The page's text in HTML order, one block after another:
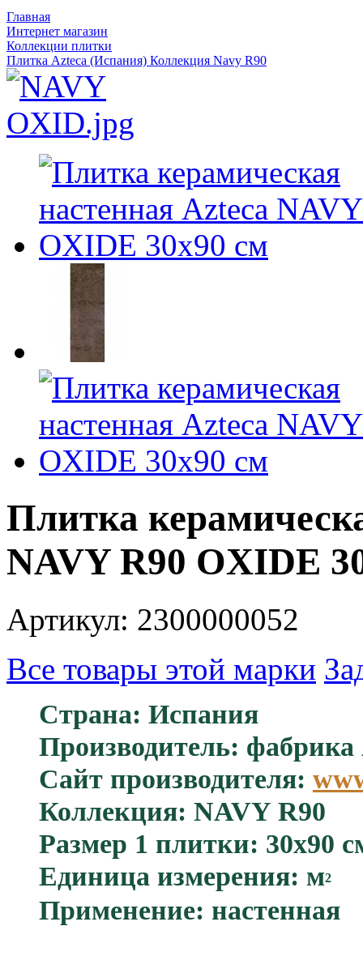
Главная
Интернет магазин
Коллекции плитки
Плитка Azteca (Испания) Коллекция Navy R90
Плитка
NAVY R90 OXIDE
Артикул: 2300000052
Все товары этой марки
Страна: Испания
Производитель:
Сайт производителя:
Коллекция: NAVY R90
Размер 1 плитки: 30x90
Единица измерения: м2
Применение: настенная